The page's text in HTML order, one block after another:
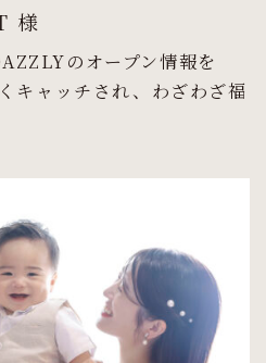
様
のオープン情報を
ャッチされ、わざわざ福